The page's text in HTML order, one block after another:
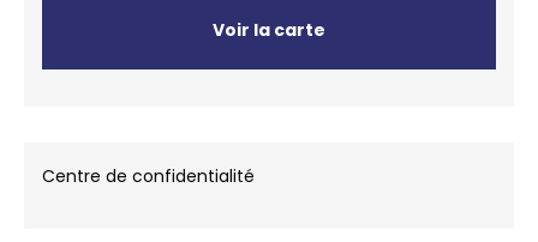
Voir la carte
Centre de confidentialité